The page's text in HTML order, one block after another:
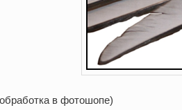
в фотошопе)